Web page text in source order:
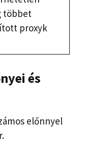
többet
proxyk
és
előnnyel